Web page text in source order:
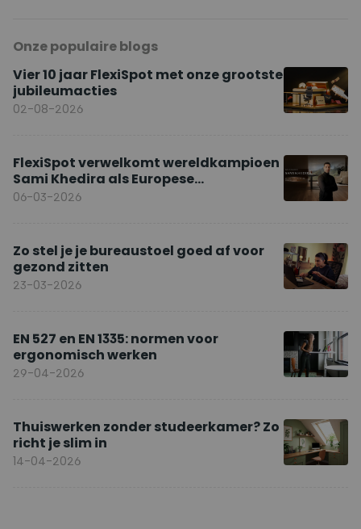
Onze populaire blogs
Vier 10 jaar FlexiSpot met onze grootste
jubileumacties
02-08-2026
FlexiSpot verwelkomt wereldkampioen
Sami Khedira als Europese
merkambassadeur
06-03-2026
Zo stel je je bureaustoel goed af voor
gezond zitten
23-03-2026
EN 527 en EN 1335: normen voor
ergonomisch werken
29-04-2026
Thuiswerken zonder studeerkamer? Zo
richt je slim in
14-04-2026